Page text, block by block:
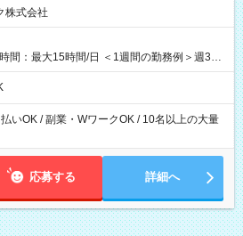
株式会社
間：最大15時間/日 ＜1週間の勤務例＞週3回
み：火・木・土・日 好きな時にお仕事
いOK / 副業・WワークOK / 10名以上の大量
応募する 詳細へ